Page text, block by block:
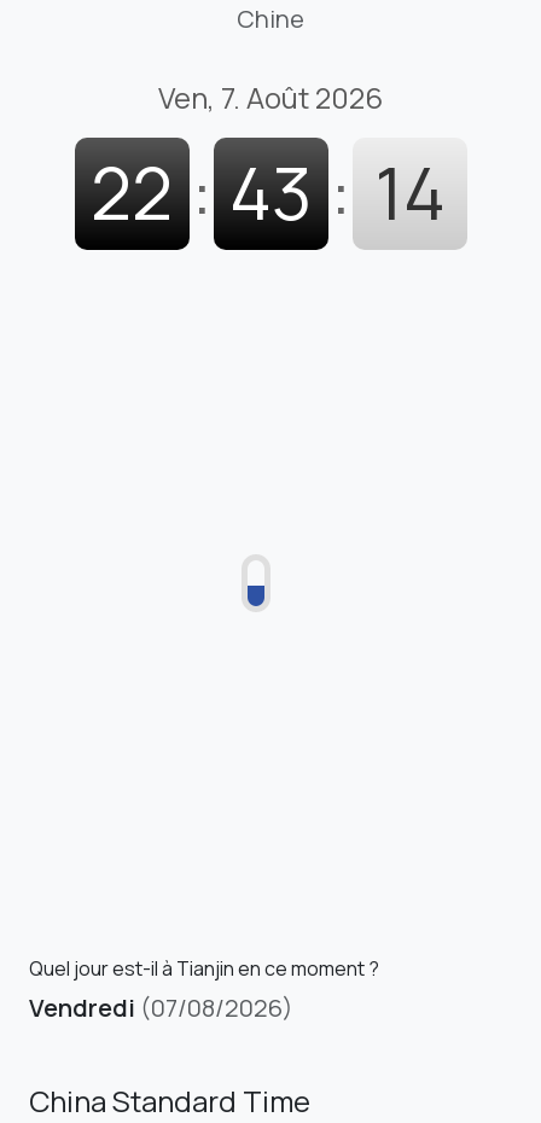
Chine
Ven, 7. Août 2026
22 : 43 : 15
Quel jour est-il à Tianjin en ce moment ?
Vendredi (07/08/2026)
China Standard Time